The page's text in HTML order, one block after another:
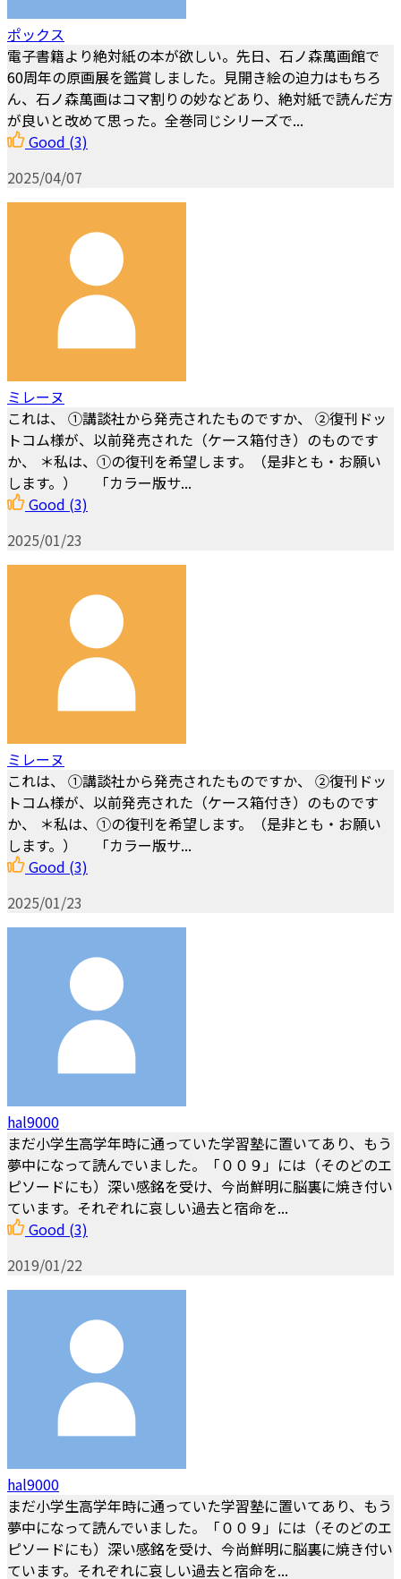
ポックス
電子書籍より絶対紙の本が欲しい。先日、石ノ森萬画館で
60周年の原画展を鑑賞しました。見開き絵の迫力はもちろ
ん、石ノ森萬画はコマ割りの妙などあり、絶対紙で読んだ方
が良いと改めて思った。全巻同じシリーズで...
Good (3)
2025/04/07
ミレーヌ
これは、 ①講談社から発売されたものですか、 ②復刊ドッ
トコム様が、以前発売された（ケース箱付き）のものです
か、 ＊私は、①の復刊を希望します。（是非とも・お願い
します。） 「カラー版サ...
Good (3)
2025/01/23
ミレーヌ
これは、 ①講談社から発売されたものですか、 ②復刊ドッ
トコム様が、以前発売された（ケース箱付き）のものです
か、 ＊私は、①の復刊を希望します。（是非とも・お願い
します。） 「カラー版サ...
Good (3)
2025/01/23
hal9000
まだ小学生高学年時に通っていた学習塾に置いてあり、もう
夢中になって読んでいました。「００９」には（そのどのエ
ピソードにも）深い感銘を受け、今尚鮮明に脳裏に焼き付い
ています。それぞれに哀しい過去と宿命を...
Good (3)
2019/01/22
hal9000
まだ小学生高学年時に通っていた学習塾に置いてあり、もう
夢中になって読んでいました。「００９」には（そのどのエ
ピソードにも）深い感銘を受け、今尚鮮明に脳裏に焼き付い
ています。それぞれに哀しい過去と宿命を...